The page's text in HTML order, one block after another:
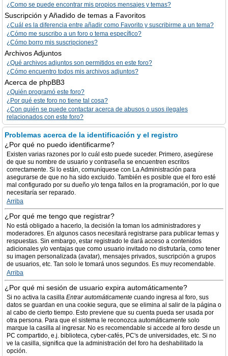
¿Como se puede encontrar mis propios mensajes y temas?
Suscripción y Añadido de temas a Favoritos
¿Cuál es la diferencia entre añadir como Favorito y suscribirme a un tema?
¿Cómo me suscribo a un foro o tema específico?
¿Cómo borro mis suscripciones?
Archivos Adjuntos
¿Qué archivos adjuntos son permitidos en este foro?
¿Cómo encuentro todos mis archivos adjuntos?
Acerca de phpBB3
¿Quién programó este foro?
¿Por qué este foro no tiene tal cosa?
¿Con quién se puede contactar acerca de abusos o usos ilegales
relacionados con este foro?
Problemas acerca de la identificación y el registro
¿Por qué no puedo identificarme?
Existen varias razones por lo cuál esto puede suceder. Primero, asegúrese
de que su nombre de usuario y contraseña se encuentren escritos
correctamente. Si lo están, comuníquese con La Administración para
asegurarse de que no ha sido excluido. También es posible que el foro esté
mal configurado por su dueño y/o tenga fallos en la programación, por lo que
necesitaría ser reparado.
Arriba
¿Por qué me tengo que registrar?
No está obligado a hacerlo, la decisión la toman los administradores y
moderadores. En algunos casos necesitará registrarse para publicar temas y
respuestas. Sin embargo, estar registrado le dará acceso a contenidos
adicionales y/o ventajas que como usuario invitado no disfrutaría, como tener
su imagen personalizada (avatar), mensajes privados, suscripción a grupos
de usuarios, etc. Tan solo le tomará unos segundos. Es muy recomendable.
Arriba
¿Por qué mi sesión de usuario expira automáticamente?
Si no activa la casilla Entrar automáticamente cuando ingresa al foro, sus
datos se guardan en una cookie segura, que se elimina al salir de la página o
al cabo de cierto tiempo. Esto previene que su cuenta pueda ser usada por
otra persona. Para que el sistema le reconozca automáticamente solo
marque la casilla al ingresar. No es recomendable si accede al foro desde un
PC compartido, e.j. biblioteca, cyber-cafés, PC's de universidades, etc. Si no
ve la casilla, significa que la administración del foro ha deshabilitado la
opción.